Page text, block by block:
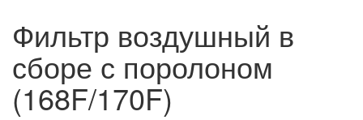
Фильтр воздушный в
сборе с поролоном
(168F/170F)